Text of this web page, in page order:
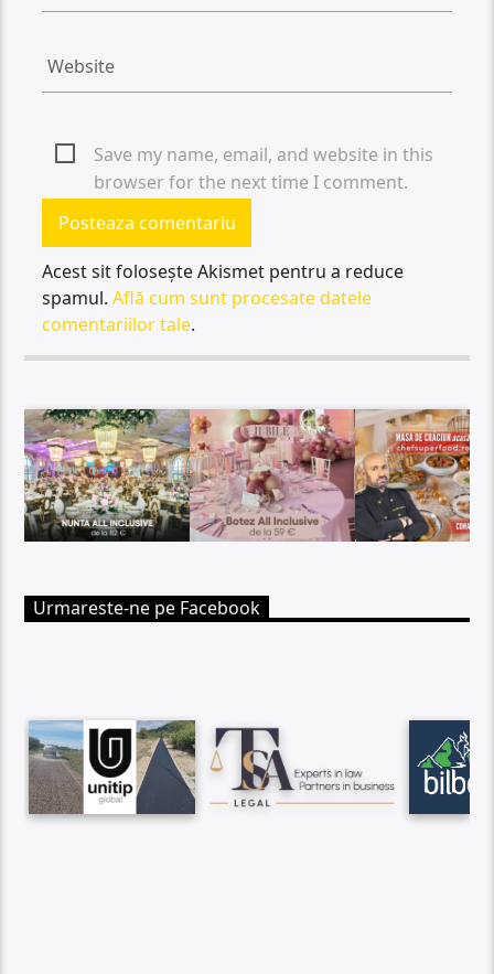
Save my name, email, and website in this
browser for the next time I comment.
Acest sit folosește Akismet pentru a reduce
spamul.Află cum sunt procesate datele
comentariilor tale.
Urmareste-ne pe Facebook